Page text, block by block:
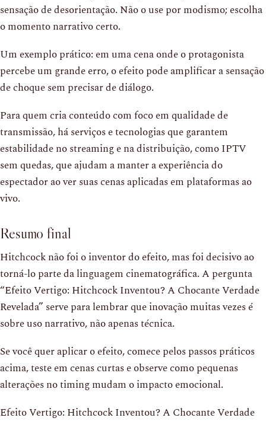
sensação de desorientação. Não o use por modismo; escolha
o momento narrativo certo.
Um exemplo prático: em uma cena onde o protagonista
percebe um grande erro, o efeito pode amplificar a sensação
de choque sem precisar de diálogo.
Para quem cria conteúdo com foco em qualidade de
transmissão, há serviços e tecnologias que garantem
estabilidade no streaming e na distribuição, como IPTV
sem quedas, que ajudam a manter a experiência do
espectador ao ver suas cenas aplicadas em plataformas ao
vivo.
Resumo final
Hitchcock não foi o inventor do efeito, mas foi decisivo ao
torná-lo parte da linguagem cinematográfica. A pergunta
“Efeito Vertigo: Hitchcock Inventou? A Chocante Verdade
Revelada” serve para lembrar que inovação muitas vezes é
sobre uso narrativo, não apenas técnica.
Se você quer aplicar o efeito, comece pelos passos práticos
acima, teste em cenas curtas e observe como pequenas
alterações no timing mudam o impacto emocional.
Efeito Vertigo: Hitchcock Inventou? A Chocante Verdade